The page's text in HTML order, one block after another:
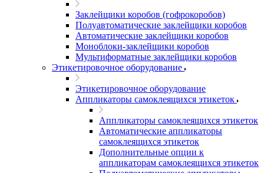
Заклейщики коробов (гофрокоробов)
Полуавтоматические заклейщики коробов
Автоматические заклейщики коробов
Моноблоки-заклейщики коробов
Мультиформатные заклейщики коробов
Этикетировочное оборудование
Этикетировочное оборудование
Аппликаторы самоклеящихся этикеток
Аппликаторы самоклеящихся этикеток
Автоматические аппликаторы
самоклеящихся этикеток
Дополнительные опции к
аппликаторам самоклеящихся этикеток